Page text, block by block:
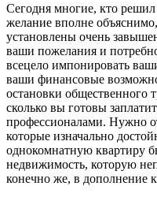
Сегодня многие, кто решил
желание вполне
установлены очень
ваши пожелания и
всецело импонировать
ваши финансовые
остановки общественного
сколько вы готовы
профессионалами. Нужно
которые изначально
однокомнатную квартиру
недвижимость, которую
конечно же, в дополнение